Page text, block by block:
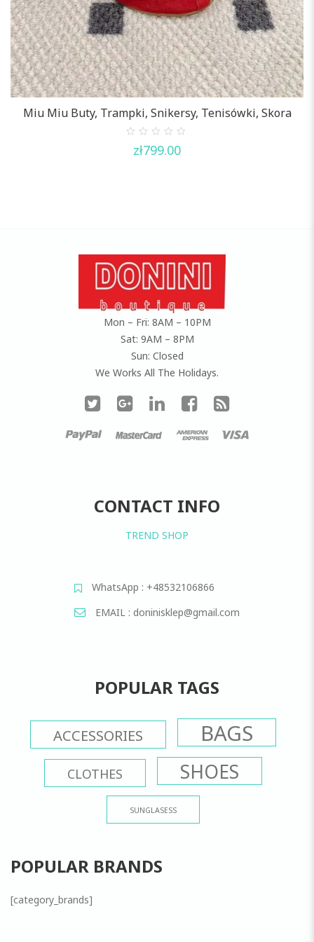
Miu Miu Buty, Trampki, Snikersy, Tenisówki, Skora
out
zł799.00
Mon – Fri: 8AM – 10PM
Sat: 9AM – 8PM
Sun: Closed
We Works All The Holidays.
CONTACT INFO
TREND SHOP
WhatsApp : +48532106866
EMAIL : doninisklep@gmail.com
POPULAR TAGS
ACCESSORIES BAGS
CLOTHES SHOES
SUNGLASESS
POPULAR BRANDS
[category_brands]